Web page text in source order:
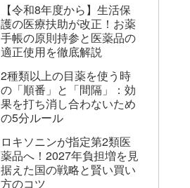
【令和8年度から】生活保
護の医療扶助が改正！お薬
手帳の原則持参と医薬品の
適正使用を徹底解説
2種類以上の目薬を使う時
の「順番」と「間隔」：効
果を打ち消し合わないため
の5分ルール
ロキソニンが指定第2類医
薬品へ！2027年負担増を見
据えた国の戦略と賢い買い
方のコツ